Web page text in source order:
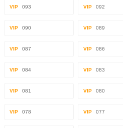
VIP 093 VIP 092
VIP 090 VIP 089
VIP 087 VIP 086
VIP 084 VIP 083
VIP 081 VIP 080
VIP 078 VIP 077